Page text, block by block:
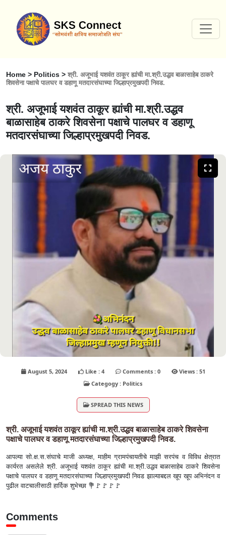
Home > Politics > श्री. अजूभाई यशवंत ठाकूर ह्यांची मा.श्री.उद्धव बाळासाहेब ठाकरे
शिवसेना पक्षाचे पालघर व डहाणू मतदारसंघाच्या जिल्हाप्रमुखपदी निवड.
श्री. अजूभाई यशवंत ठाकूर ह्यांची मा.श्री.उद्धव
बाळासाहेब ठाकरे शिवसेना पक्षाचे पालघर व डहाणू
मतदारसंघाच्या जिल्हाप्रमुखपदी निवड.
August 5, 2024 Like : 4 Comments : 0
Views : 51
Categogy : Politics
SPREAD THIS NEWS
श्री. अजूभाई यशवंत ठाकूर ह्यांची मा.श्री.उद्धव बाळासाहेब ठाकरे शिवसेना
पक्षाचे पालघर व डहाणू मतदारसंघाच्या जिल्हाप्रमुखपदी निवड.
आपल्या सो.क्ष.स.संघाचे माजी अध्यक्ष, माहीम ग्रामपंचायतीचे माझी सरपंच व विविध क्षेत्रात
कार्यरत असलेले श्री. अजूभाई यशवंत ठाकूर ह्यांची मा.श्री.उद्धव बाळासाहेब ठाकरे शिवसेना
पक्षाचे पालघर व डहाणू मतदारसंघाच्या जिल्हाप्रमुखपदी निवड झाल्याबद्दल खूप खूप अभिनंदन व
पुढील वाटचालीसाठी हार्दिक शुभेच्छा 💐🚩🚩🚩🚩
Comments